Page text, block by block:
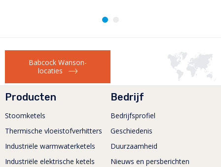
Babcock Wanson-
locaties
Producten
Stoomketels
Thermische vloeistofverhitters
Industriële warmwaterketels
Industriële elektrische ketels
Bedrijf
Bedrijfsprofiel
Geschiedenis
Duurzaamheid
Nieuws en persberichten